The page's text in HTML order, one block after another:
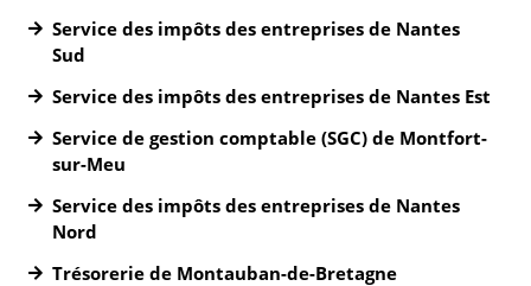
Service des impôts des entreprises de Nantes
Sud
Service des impôts des entreprises de Nantes Est
Service de gestion comptable (SGC) de Montfort-
sur-Meu
Service des impôts des entreprises de Nantes
Nord
Trésorerie de Montauban-de-Bretagne